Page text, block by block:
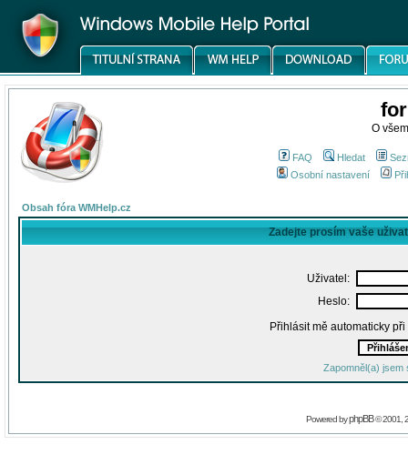
O
FAQ Hledat
Osobní nastavení
Obsah fóra WMHelp.cz
Zadejte prosím vaše
Uživatel:
Heslo:
Přihlásit mě automaticky
Zapomněl(a) jsem
Powered byphpBB© 2001,